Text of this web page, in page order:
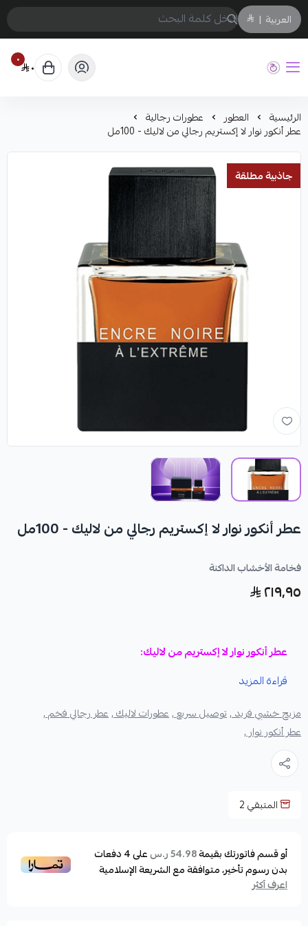
العربية |
حفيز
٠ ٠
الرئيسية العطور عطورات رجالية
عطر أنكور نوار لا إكستريم رجالي من لاليك - 100مل
جاذبية مطلقة
عطر أنكور نوار لا إكستريم رجالي من لاليك - 100مل
فخامة الأخشاب الداكنة
٢١٩٫٩٥
عطر أنكور نوار لا إكستريم من لاليك:
عبير الرجولة الساحرة والغامضة
انغمس في عالم من الفخامة والأناقة مع عطر أنكور نوار لا إكستريم
من لاليك، الإضافة المثالية لمجموعة عطور الرجل العصري الذي
يبحث عن التميز والجاذبية.
العريقة لاليك، يأتي بتركيبة عطرية حارة وخشبية آسرة، معبأة في
تجربة عطرية فريدة تدوم طويلاً:
يتميز عطر انكر نوار اكستريم بتركيزه العالي وتركيبته القوية التي
قراءة المزيد
مزيج خشبي فريد ,توصيل سريع ,عطورات لاليك ,عطر رجالي فخم ,
عطر أنكور نوار ,
المتبقي2
أو قسم فاتورتك بقيمة54.98 ر.س على4دفعات
بدون رسوم تأخير، متوافقة مع الشريعة الإسلامية
اعرف أكثر